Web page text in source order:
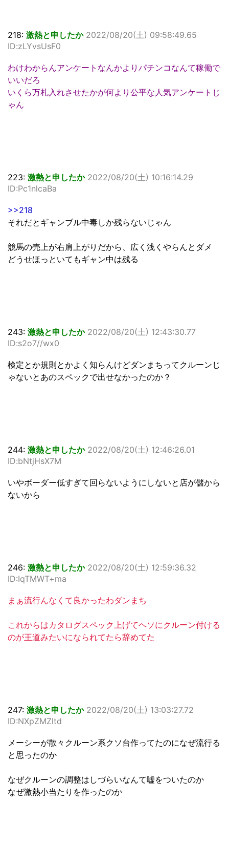
218: 激熱と申したか 2022/08/20(土) 09:58:49.65
ID:zLYvsUsF0
わけわからんアンケートなんかよりパチンコなんて稼働で
いいだろ
いくら万札入れさせたかが何より公平な人気アンケートじ
ゃん
223: 激熱と申したか 2022/08/20(土) 10:16:14.29
ID:Pc1nlcaBa
>>218
それだとギャンブル中毒しか残らないじゃん
競馬の売上が右肩上がりだから、広く浅くやらんとダメ
どうせほっといてもギャン中は残る
243: 激熱と申したか 2022/08/20(土) 12:43:30.77
ID:s2o7//wx0
検定とか規則とかよく知らんけどダンまちってクルーンじ
ゃないとあのスペックで出せなかったのか？
244: 激熱と申したか 2022/08/20(土) 12:46:26.01
ID:bNtjHsX7M
いやボーダー低すぎて回らないようにしないと店が儲から
ないから
246: 激熱と申したか 2022/08/20(土) 12:59:36.32
ID:IqTMWT+ma
まぁ流行んなくて良かったわダンまち
これからはカタログスペック上げてヘソにクルーン付ける
のが王道みたいになられてたら辞めてた
247: 激熱と申したか 2022/08/20(土) 13:03:27.72
ID:NXpZMZltd
メーシーが散々クルーン系クソ台作ってたのになぜ流行る
と思ったのか
なぜクルーンの調整はしづらいなんて嘘をついたのか
なぜ激熱小当たりを作ったのか